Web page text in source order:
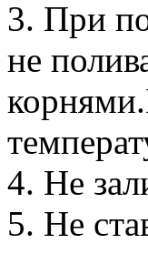
3. При
не
4. Не
5. Не